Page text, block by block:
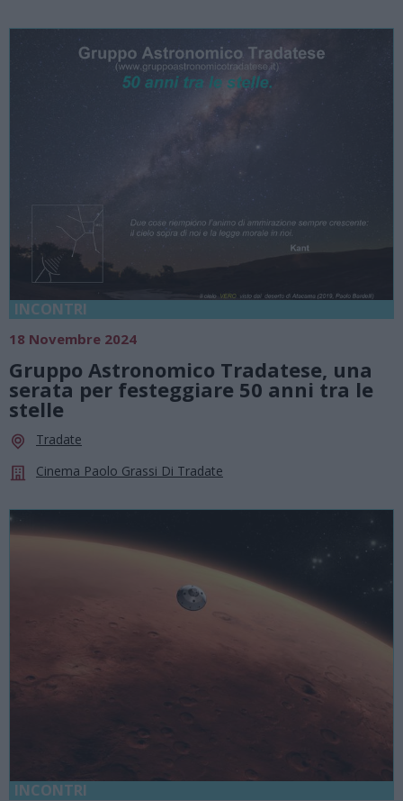
INCONTRI
18 Novembre 2024
Gruppo Astronomico Tradatese, una
serata per festeggiare 50 anni tra le
stelle
Tradate
Cinema Paolo Grassi Di Tradate
INCONTRI